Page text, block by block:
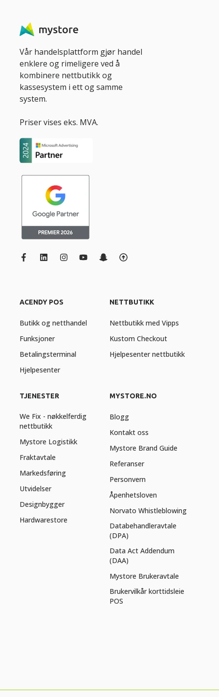
Vår handelsplattform gjør handel
enklere og rimeligere ved å
kombinere nettbutikk og
kassesystem i ett og samme
system.
Priser vises eks. MVA.
ACENDY POS
Butikk og netthandel
Funksjoner
Betalingsterminal
Hjelpesenter
NETTBUTIKK
Nettbutikk med Vipps
Kustom Checkout
Hjelpesenter nettbutikk
TJENESTER
We Fix - nøkkelferdig
nettbutikk
Mystore Logistikk
Fraktavtale
Markedsføring
Utvidelser
Designbygger
Hardwarestore
MYSTORE.NO
Blogg
Kontakt oss
Mystore Brand Guide
Referanser
Personvern
Åpenhetsloven
Norvato Whistleblowing
Databehandleravtale
(DPA)
Data Act Addendum
(DAA)
Mystore Brukeravtale
Brukervilkår korttidsleie
POS